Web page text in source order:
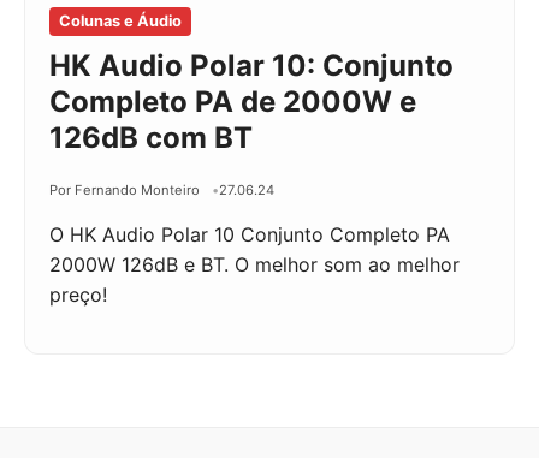
Colunas e Áudio
HK Audio Polar 10: Conjunto
Completo PA de 2000W e
126dB com BT
Por Fernando Monteiro 27.06.24
O HK Audio Polar 10 Conjunto Completo PA
2000W 126dB e BT. O melhor som ao melhor
preço!